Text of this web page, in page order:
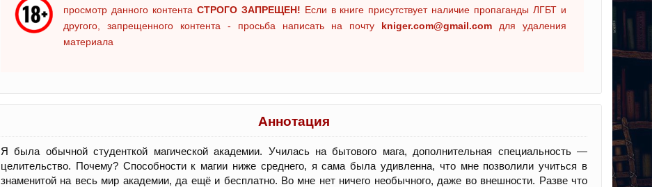
просмотр данного контента СТРОГО ЗАПРЕЩЕН! Если в книге присутствует наличие пропаганды ЛГБТ и
другого, запрещенного контента - просьба написать на почту kniger.com@gmail.com для удаления
материала
Аннотация
Я была обычной студенткой магической академии. Училась на бытового мага, дополнительная специальность —
целительство. Почему? Способности к магии ниже среднего, я сама была удивленна, что мне позволили учиться в
знаменитой на весь мир академии, да ещё и бесплатно. Во мне нет ничего необычного, даже во внешности. Разве что